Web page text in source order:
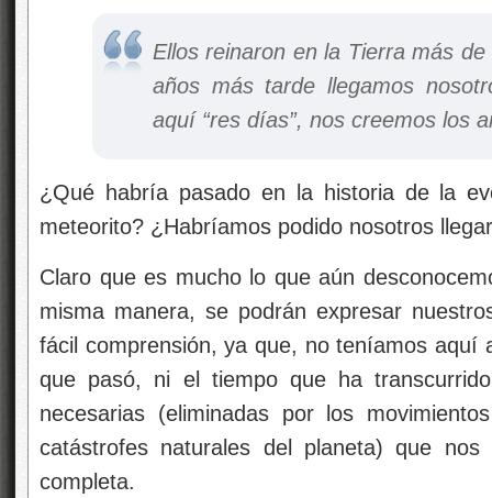
Ellos reinaron en la Tierra más
años más tarde llegamos
aquí “res días”, nos creemos los
¿Qué habría pasado en la historia de la
meteorito? ¿Habríamos podido nosotros
Claro que es mucho lo que aún
misma manera, se podrán expresar
fácil comprensión, ya que, no teníamos aquí
que pasó, ni el tiempo que ha
necesarias (eliminadas por los
catástrofes naturales del planeta) que nos
completa.